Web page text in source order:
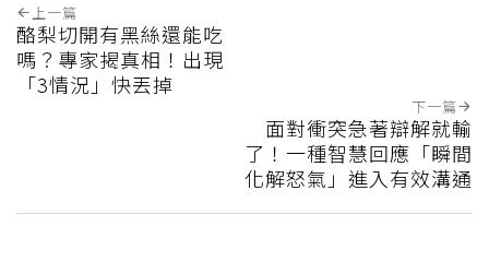
上一篇
酪梨切開有黑絲還能吃
嗎？專家揭真相！出現
「3情況」快丟掉
下一篇
面對衝突急著辯解就輸
了！一種智慧回應「瞬間
化解怒氣」進入有效溝通